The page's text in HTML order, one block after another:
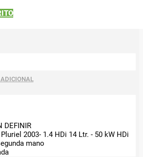
DEFINIR
2003- 1.4 HDi 14 Ltr. - 50 kW HDi
mano